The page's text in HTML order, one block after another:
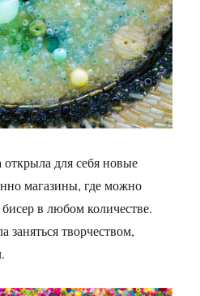
для себя новые
магазины, где можно
в любом количестве.
творчеством,